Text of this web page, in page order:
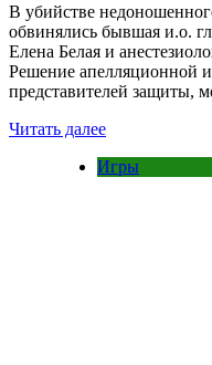
В убийстве
обвинялись бывшая и.о.
Елена Белая и
Решение апелляционной
представителей защиты,
Читать далее
Игры